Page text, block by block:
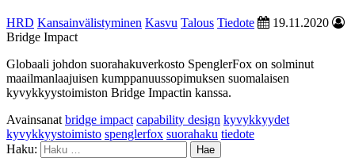
HRD Kansainvälistyminen Kasvu Talous Tiedote
19.11.2020
Bridge Impact
Globaali johdon suorahakuverkosto SpenglerFox on solminut
maailmanlaajuisen kumppanuussopimuksen suomalaisen
kyvykkyystoimiston Bridge Impactin kanssa.
Avainsanat bridge impact capability design kyvykkyydet
kyvykkyystoimisto spenglerfox suorahaku tiedote
Haku: